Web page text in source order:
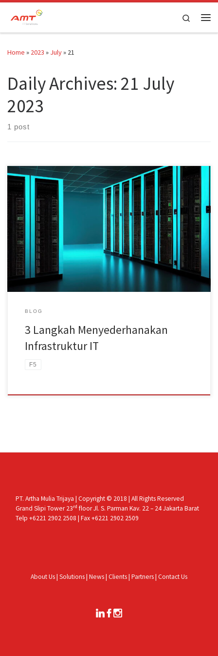
Skip to content Search
Home » 2023 » July» 21
Daily Archives: 21 July
2023
1 post
3 Langkah Menyederhanakan Infrastruktur IT F5 sebagai penyedia
solusi keamanan jaringan melakukan survei kepada 1.000
pemangku kepentingan di dunia IT. Hasilnya, mereka ingin
menyederhanakan infrastruktur IT yang kompleks. Selain
mempermudah operasional, rangkaian infrastruktur IT yang
sederhana juga akan memaksimalkan perlindungan terhadap
serangan siber. Berikut F5 menjelaskan 3 langkah efektif untuk […]
BLOG
3 Langkah Menyederhanakan
Infrastruktur IT
F5
PT. Artha Mulia Trijaya | Copyright © 2018 | All Rights Reserved
Grand Slipi Tower 23rd floor Jl. S. Parman Kav. 22 – 24 Jakarta Barat
Telp +6221 2902 2508 | Fax +6221 2902 2509
About Us| Solutions| News| Clients| Partners| Contact Us